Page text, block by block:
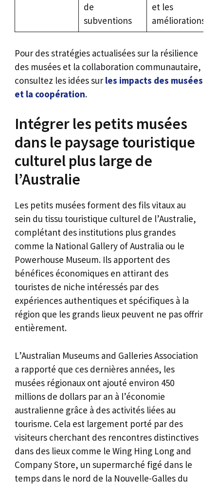
de
subventions
et les
améliorations
Pour des stratégies actualisées sur la résilience
des musées et la collaboration communautaire,
consultez les idées sur les impacts des musées
et la coopération.
Intégrer les petits musées
dans le paysage touristique
culturel plus large de
l’Australie
Les petits musées forment des fils vitaux au
sein du tissu touristique culturel de l’Australie,
complétant des institutions plus grandes
comme la National Gallery of Australia ou le
Powerhouse Museum. Ils apportent des
bénéfices économiques en attirant des
touristes de niche intéressés par des
expériences authentiques et spécifiques à la
région que les grands lieux peuvent ne pas offrir
entièrement.
L’Australian Museums and Galleries Association
a rapporté que ces dernières années, les
musées régionaux ont ajouté environ 450
millions de dollars par an à l’économie
australienne grâce à des activités liées au
tourisme. Cela est largement porté par des
visiteurs cherchant des rencontres distinctives
dans des lieux comme le Wing Hing Long and
Company Store, un supermarché figé dans le
temps dans le nord de la Nouvelle-Galles du